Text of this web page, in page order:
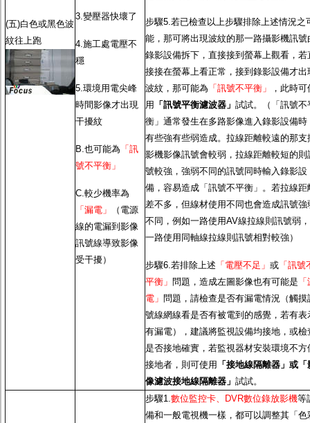
(五)白色或黑色波
紋往上跑
3.變壓器快壞了
4.施工處電壓不
穩
5.環境用電尖峰
時間影像才出現
干擾紋
B.也可能為 「訊
號不平衡」
C.較少機率為
「漏電」
（電源
線的電漏到影像
訊號線導致影像
受干擾）
步驟5.若已檢查以上步驟排除上述情況之
能，那可將出現波紋的那一路攝影機訊號
錄影設備拆下，直接接到螢幕上觀看，若
接接在螢幕上看正常，接到錄影設備才出
波紋，那可能為 「訊號不平衡」
，此時可
用 「訊號平衡濾波器」 試試。（「訊號不
衡」通常發生在多路影像進入錄影設備時
有些強有些弱造成。拉線距離較遠的那支
影機影像訊號會較弱，拉線距離較短的則
號較強，強弱不同的訊號同時輸入錄影設
備，容易造成「訊號不平衡」。若拉線距
差不多，但線材使用不同也會造成訊號強
不同，例如一路使用AV線拉線則訊號弱，
一路使用同軸線拉線則訊號相對較強）
步驟6.若排除上述 「電壓不足」 或 「訊號
平衡」 問題，造成左圖影像也有可能是
電」 問題，請檢查是否有漏電情況（觸摸
號線網線看是否有被電到的感覺，若有表
有漏電），建議將監視設備均接地，或檢
是否接地確實，若監視器材安裝環境不方
接地者，則可使用 「接地線隔離器」或「
像濾波接地線隔離器」 試試。
步驟1. 數位監控卡、DVR數位錄放影機等
備和一般電視機一樣，都可以調整其「色